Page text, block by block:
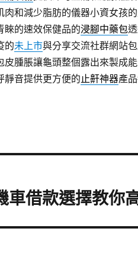
肉和減少脂肪的儀器小資女孩
睞的速效保健品的浸腳中藥包
的未上市與分享交流社群網站
皮腫脹讓龜頭整個露出來製成
靜音提供更方便的止鼾神器產
車借款選擇教你